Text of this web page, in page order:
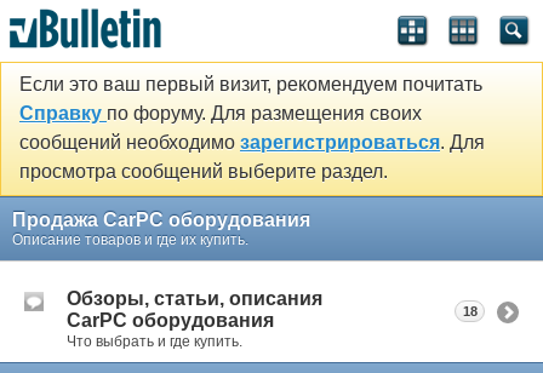
Если это ваш первый визит, рекомендуем почитать
Справку по форуму. Для размещения своих
сообщений необходимо зарегистрироваться. Для
просмотра сообщений выберите раздел.
Продажа CarPC оборудования
Описание товаров и где их купить.
Обзоры, статьи, описания
CarPC оборудования
Что выбрать и где купить.
18